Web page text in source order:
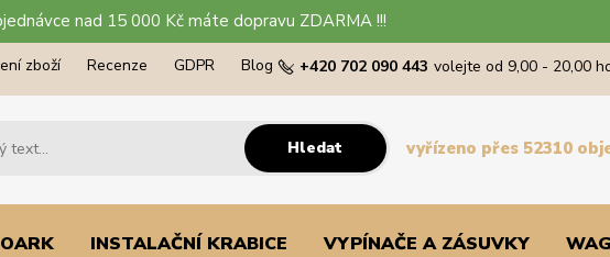
nad 15 000 Kč máte dopravu ZDARMA !!!
zboží Recenze GDPR Blog
Hledat
+420 702 090 443 volejte od 9,00 - 20,00
vyřízeno přes 52310
INSTALAČNÍ KRABICE VYPÍNAČE A ZÁSUVKY